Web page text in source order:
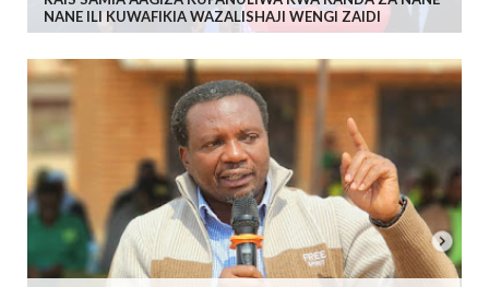
NANE ILI KUWAFIKIA WAZALISHAJI WENGI ZAIDI